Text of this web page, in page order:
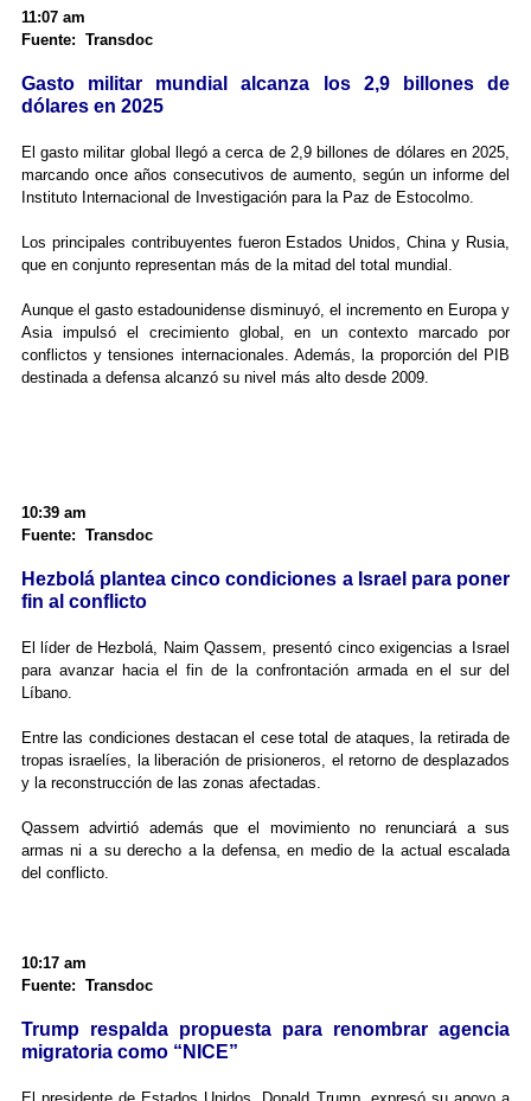
11:07 am
Fuente: Transdoc
Gasto militar mundial alcanza los 2,9 billones de
dólares en 2025
El gasto militar global llegó a cerca de 2,9 billones de dólares en 2025,
marcando once años consecutivos de aumento, según un informe del
Instituto Internacional de Investigación para la Paz de Estocolmo.
Los principales contribuyentes fueron Estados Unidos, China y Rusia,
que en conjunto representan más de la mitad del total mundial.
Aunque el gasto estadounidense disminuyó, el incremento en Europa y
Asia impulsó el crecimiento global, en un contexto marcado por
conflictos y tensiones internacionales. Además, la proporción del PIB
destinada a defensa alcanzó su nivel más alto desde 2009.
10:39 am
Fuente: Transdoc
Hezbolá plantea cinco condiciones a Israel para poner
fin al conflicto
El líder de Hezbolá, Naim Qassem, presentó cinco exigencias a Israel
para avanzar hacia el fin de la confrontación armada en el sur del
Líbano.
Entre las condiciones destacan el cese total de ataques, la retirada de
tropas israelíes, la liberación de prisioneros, el retorno de desplazados
y la reconstrucción de las zonas afectadas.
Qassem advirtió además que el movimiento no renunciará a sus
armas ni a su derecho a la defensa, en medio de la actual escalada
del conflicto.
10:17 am
Fuente: Transdoc
Trump respalda propuesta para renombrar agencia
migratoria como “NICE”